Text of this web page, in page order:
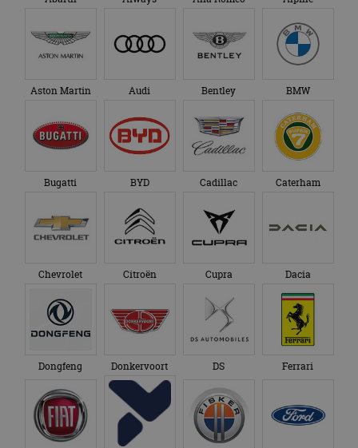
Aston Martin Audi Bentley BMW
Bugatti BYD Cadillac Caterham
Chevrolet Citroën Cupra Dacia
Dongfeng Donkervoort DS Ferrari